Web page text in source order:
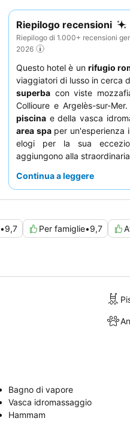
Riepilogo recensioni
Riepilogo di 1.000+ recensioni
2026
Questo hotel è un rifugio
viaggiatori di lusso in cerca
superba con viste
Collioure e Argelès-sur-
piscina e della vasca
area spaper un'esperienza
elogi per la sua
aggiungono alla straordinaria
camera con terrazza per
Continua a leggere
•9,7 Per famiglie•9,7
Bagno di vapore
Vasca idromassaggio
Hammam